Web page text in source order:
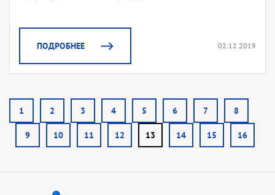
ПОДРОБНЕЕ 02.12.2019
1 2 3 4 5 6 7 8
9 10 11 12 13 14 15 16